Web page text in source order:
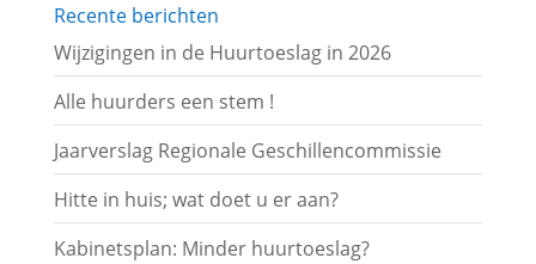
Recente berichten
Wijzigingen in de Huurtoeslag in 2026
Alle huurders een stem !
Jaarverslag Regionale Geschillencommissie
Hitte in huis; wat doet u er aan?
Kabinetsplan: Minder huurtoeslag?